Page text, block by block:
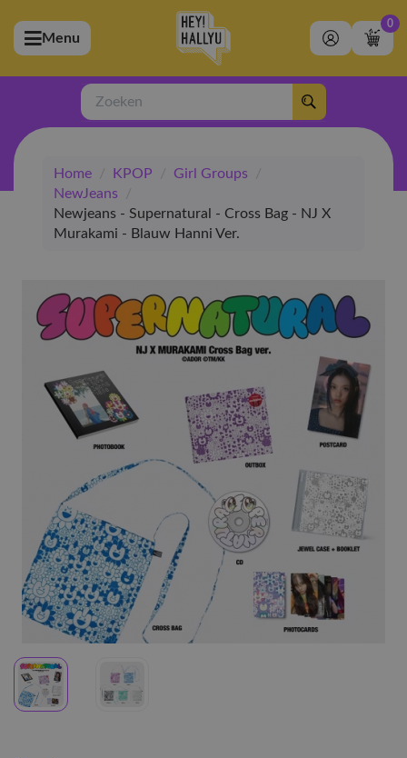
(Artiesten)
(Merchandise)
(Exclusive)
(Winkel)
Menu
0
Zoeken
Home / KPOP / Girl Groups
/
NewJeans
/
Newjeans - Supernatural - Cross Bag - NJ X
Murakami - Blauw Hanni Ver.